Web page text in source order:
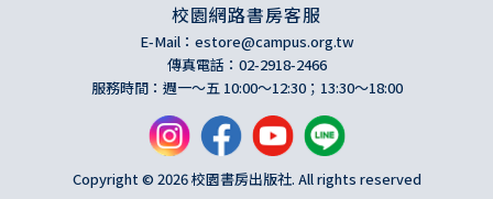
校園網路書房客服
E-Mail： estore@campus.org.tw
傳真電話：02-2918-2466
服務時間：週一～五 10:00～12:30；13:30～18:00
Copyright © 2026 校園書房出版社. All rights reserved